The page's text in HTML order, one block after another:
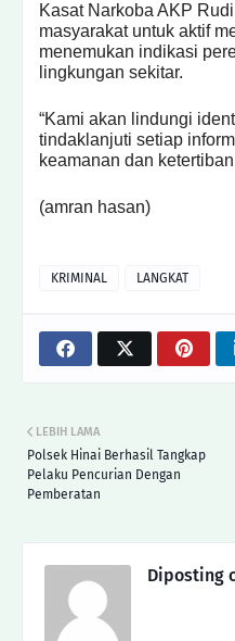
Kasat Narkoba AKP
masyarakat untuk aktif
menemukan indikasi
lingkungan sekitar.
“Kami akan lindungi
tindaklanjuti setiap
keamanan dan
(amran hasan)
KRIMINAL LANGKAT
LEBIH LAMA
Polsek Hinai Berhasil Tangkap
Pelaku Pencurian Dengan
Pemberatan
Diposting